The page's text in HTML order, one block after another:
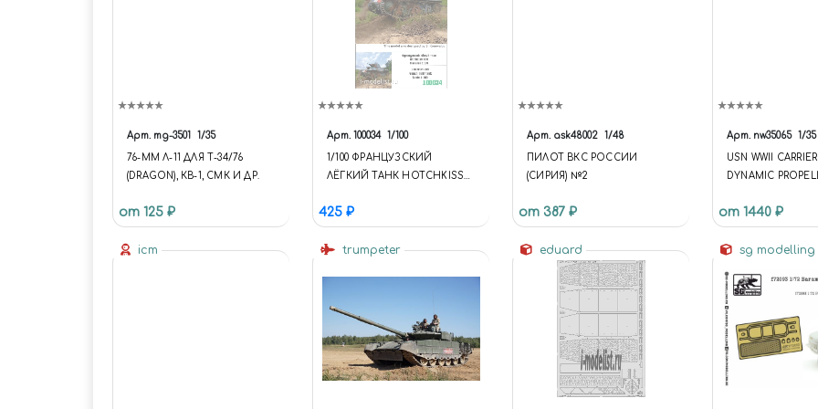
Арт. mg-3501 1/35
76-ММ Л-11 ДЛЯ Т-34/76
(DRAGON), КВ-1, СМК И ДР.
от 125 ₽
Арт. 100034 1/100
1/100 ФРАНЦУЗСКИЙ
ЛЁГКИЙ ТАНК HOTCHKISS
425 ₽
Арт. ask48002 1/48
ПИЛОТ ВКС РОССИИ
(СИРИЯ) №2
от 387 ₽
Арт. nw35065 1/35
USN WWII CARRIER
DYNAMIC
от 1440 ₽
icm trumpeter eduard sg modelling